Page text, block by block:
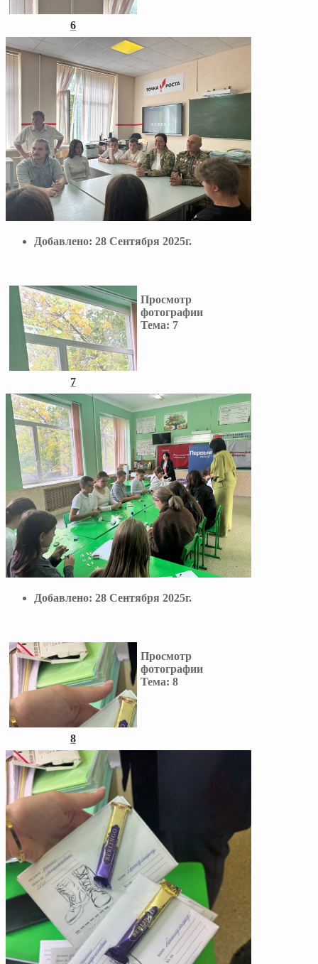
6
Добавлено: 28 Сентября 2025г.
7
Просмотр
фотографии
Тема: 7
Добавлено: 28 Сентября 2025г.
8
Просмотр
фотографии
Тема: 8